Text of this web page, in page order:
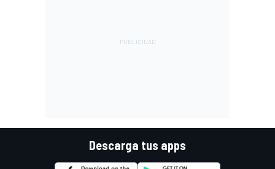
Descarga tus apps